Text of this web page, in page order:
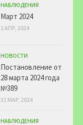
НАБЛЮДЕНИЯ
Март 2024
1 АПР, 2024
НОВОСТИ
Постановление от
28 марта 2024 года
№389
31 МАР, 2024
НАБЛЮДЕНИЯ